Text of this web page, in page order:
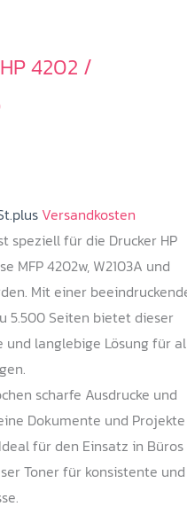
4202 /
€Versandkosten
speziell für die Drucker HP
MFP 4202w, W2103A und
Mit einer
5.500 Seiten bietet dieser
und langlebige Lösung für
scharfe Ausdrucke und
Dokumente und Projekte
für den Einsatz in Büros
Toner für konsistente und